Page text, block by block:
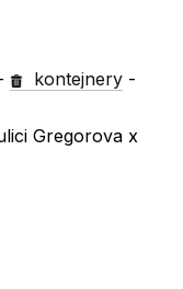
kontejnery -
Gregorova x